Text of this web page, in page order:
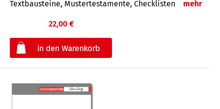
Textbausteine, Mustertestamente, Checklisten mehr
22,00 €